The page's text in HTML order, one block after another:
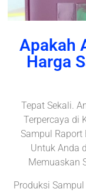
Apakah
Harga
Tepat Sekali.
Terpercaya di
Sampul
Untuk Anda
Memuaskan
Produksi